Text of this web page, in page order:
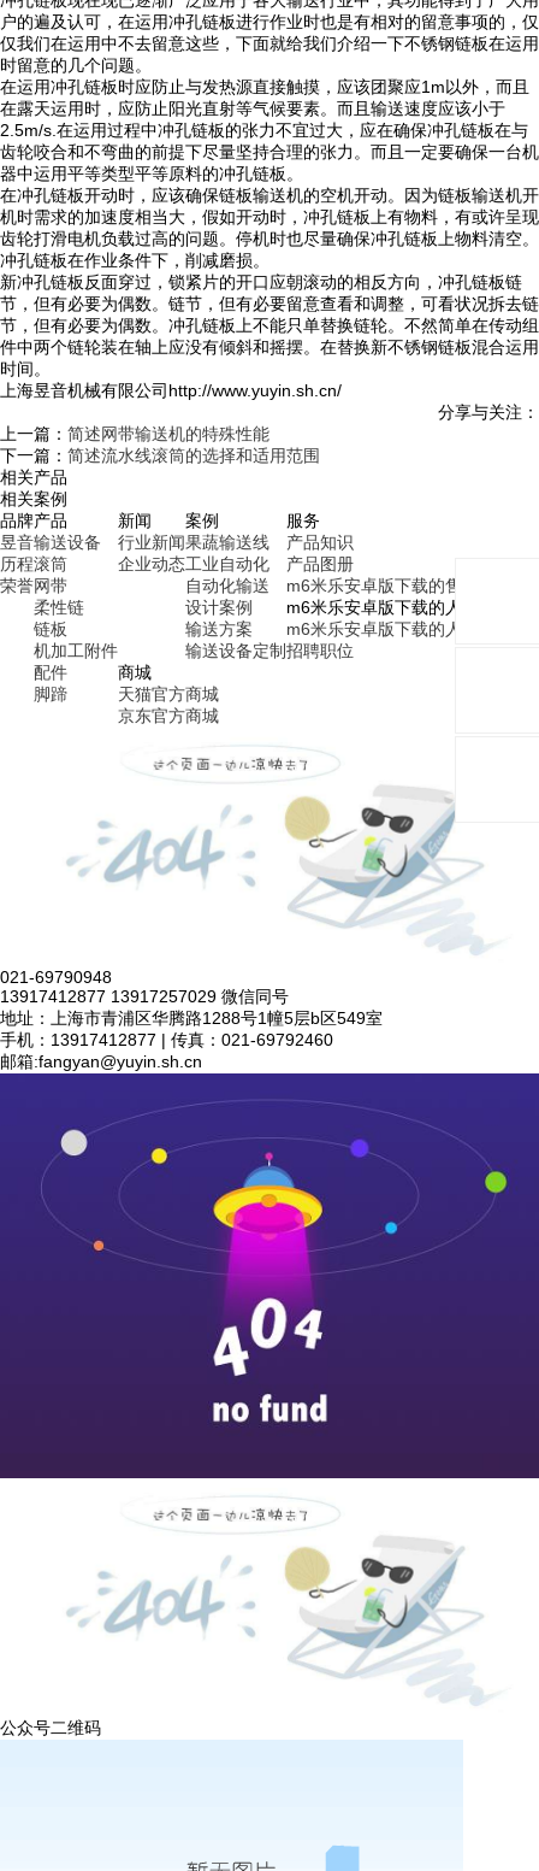
户的遍及认可，在运用冲孔链板进行作业时也是有相对的留意事项的，仅
仅我们在运用中不去留意这些，下面就给我们介绍一下不锈钢链板在运用
时留意的几个问题。
在运用冲孔链板时应防止与发热源直接触摸，应该团聚应1m以外，而且
在露天运用时，应防止阳光直射等气候要素。而且输送速度应该小于
2.5m/s.在运用过程中冲孔链板的张力不宜过大，应在确保冲孔链板在与
齿轮咬合和不弯曲的前提下尽量坚持合理的张力。而且一定要确保一台机
器中运用平等类型平等原料的冲孔链板。
在冲孔链板开动时，应该确保链板输送机的空机开动。因为链板输送机开
机时需求的加速度相当大，假如开动时，冲孔链板上有物料，有或许呈现
齿轮打滑电机负载过高的问题。停机时也尽量确保冲孔链板上物料清空。
冲孔链板在作业条件下，削减磨损。
新冲孔链板反面穿过，锁紧片的开口应朝滚动的相反方向，冲孔链板链
节，但有必要为偶数。链节，但有必要留意查看和调整，可看状况拆去链
节，但有必要为偶数。冲孔链板上不能只单替换链轮。不然简单在传动组
件中两个链轮装在轴上应没有倾斜和摇摆。在替换新不锈钢链板混合运用
时间。
上海昱音机械有限公司http://www.yuyin.sh.cn/
分享与关注：
上一篇： 简述网带输送机的特殊性能
下一篇： 简述流水线滚筒的选择和适用范围
相关产品
相关案例
品牌
昱音
历程
荣誉
产品
输送设备
滚筒
网带
柔性链
链板
机加工附件
配件
脚蹄
新闻
行业新闻
企业动态
案例
果蔬输送线
工业自动化
自动化输送
设计案例
输送方案
输送设备定制
服务
产品知识
产品图册
m6米乐安卓版下载的售后服务
m6米乐安卓版下载的人才招聘
m6米乐安卓版下载的人才理念
招聘职位
商城
天猫官方商城
京东官方商城
021-69790948
13917412877 13917257029 微信同号
地址：上海市青浦区华腾路1288号1幢5层b区549室
手机：13917412877 | 传真：021-69792460
邮箱:fangyan@yuyin.sh.cn
公众号二维码